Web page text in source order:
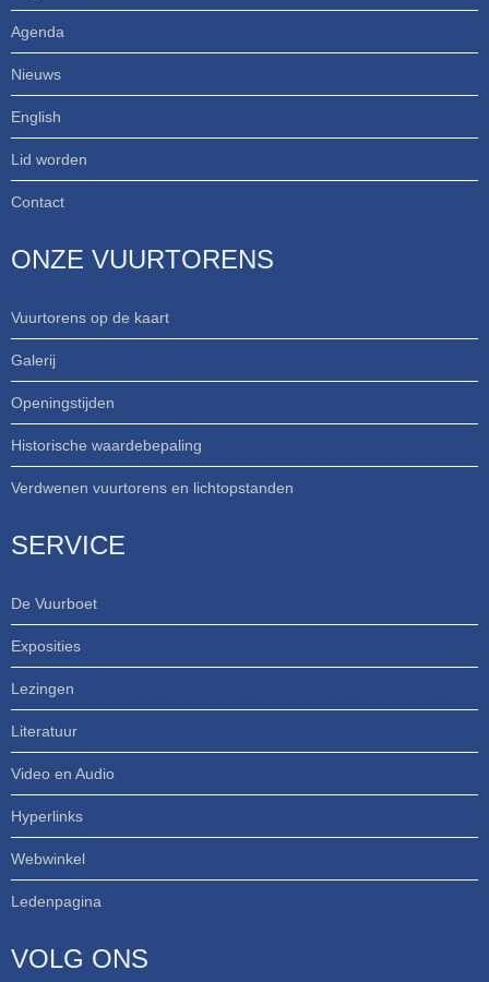
Agenda
Nieuws
English
Lid worden
Contact
ONZE VUURTORENS
Vuurtorens op de kaart
Galerij
Openingstijden
Historische waardebepaling
Verdwenen vuurtorens en lichtopstanden
SERVICE
De Vuurboet
Exposities
Lezingen
Literatuur
Video en Audio
Hyperlinks
Webwinkel
Ledenpagina
VOLG ONS